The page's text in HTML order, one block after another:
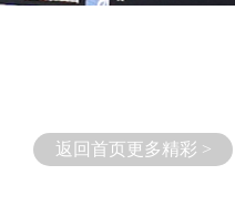
返回首页更多精彩 >